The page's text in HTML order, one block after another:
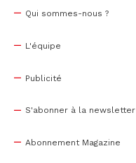
Qui sommes-nous ?
L'équipe
Publicité
S'abonner à la newsletter
Abonnement Magazine